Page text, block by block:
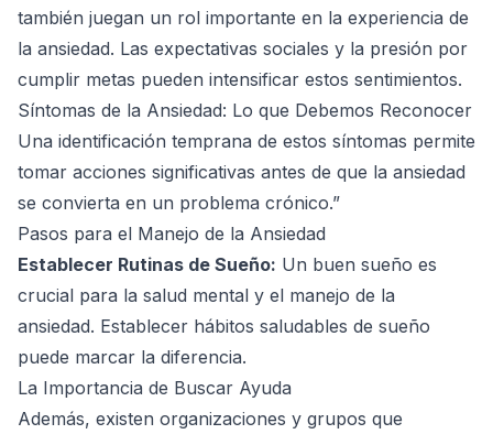
también juegan un rol importante en la experiencia de
la ansiedad. Las expectativas sociales y la presión por
cumplir metas pueden intensificar estos sentimientos.
Síntomas de la Ansiedad: Lo que Debemos Reconocer
Una identificación temprana de estos síntomas permite
tomar acciones significativas antes de que la ansiedad
se convierta en un problema crónico.”
Pasos para el Manejo de la Ansiedad
Establecer Rutinas de Sueño: Un buen sueño es
crucial para la salud mental y el manejo de la
ansiedad. Establecer hábitos saludables de sueño
puede marcar la diferencia.
La Importancia de Buscar Ayuda
Además, existen organizaciones y grupos que